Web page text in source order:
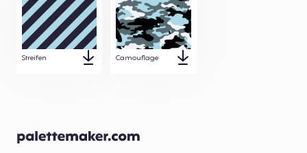
Streifen Camouflage